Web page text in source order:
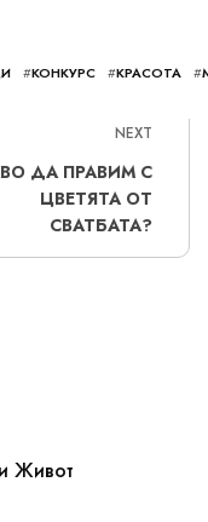
#КОНКУРС #КРАСОТА #
NEXT
ДА ПРАВИМ С
ЦВЕТЯТА ОТ
СВАТБАТА?
Живот